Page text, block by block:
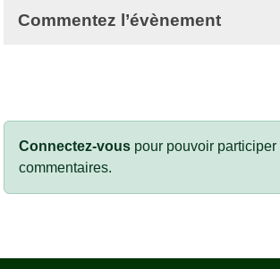
Commentez l’évènement
Connectez-vous pour pouvoir participer
commentaires.